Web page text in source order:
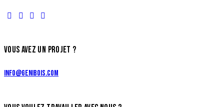
VOUS AVEZ UN PROJET ?
info@genibois.com